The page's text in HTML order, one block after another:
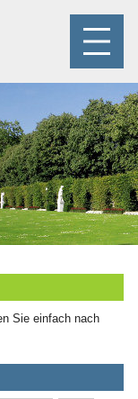
Sie einfach nach